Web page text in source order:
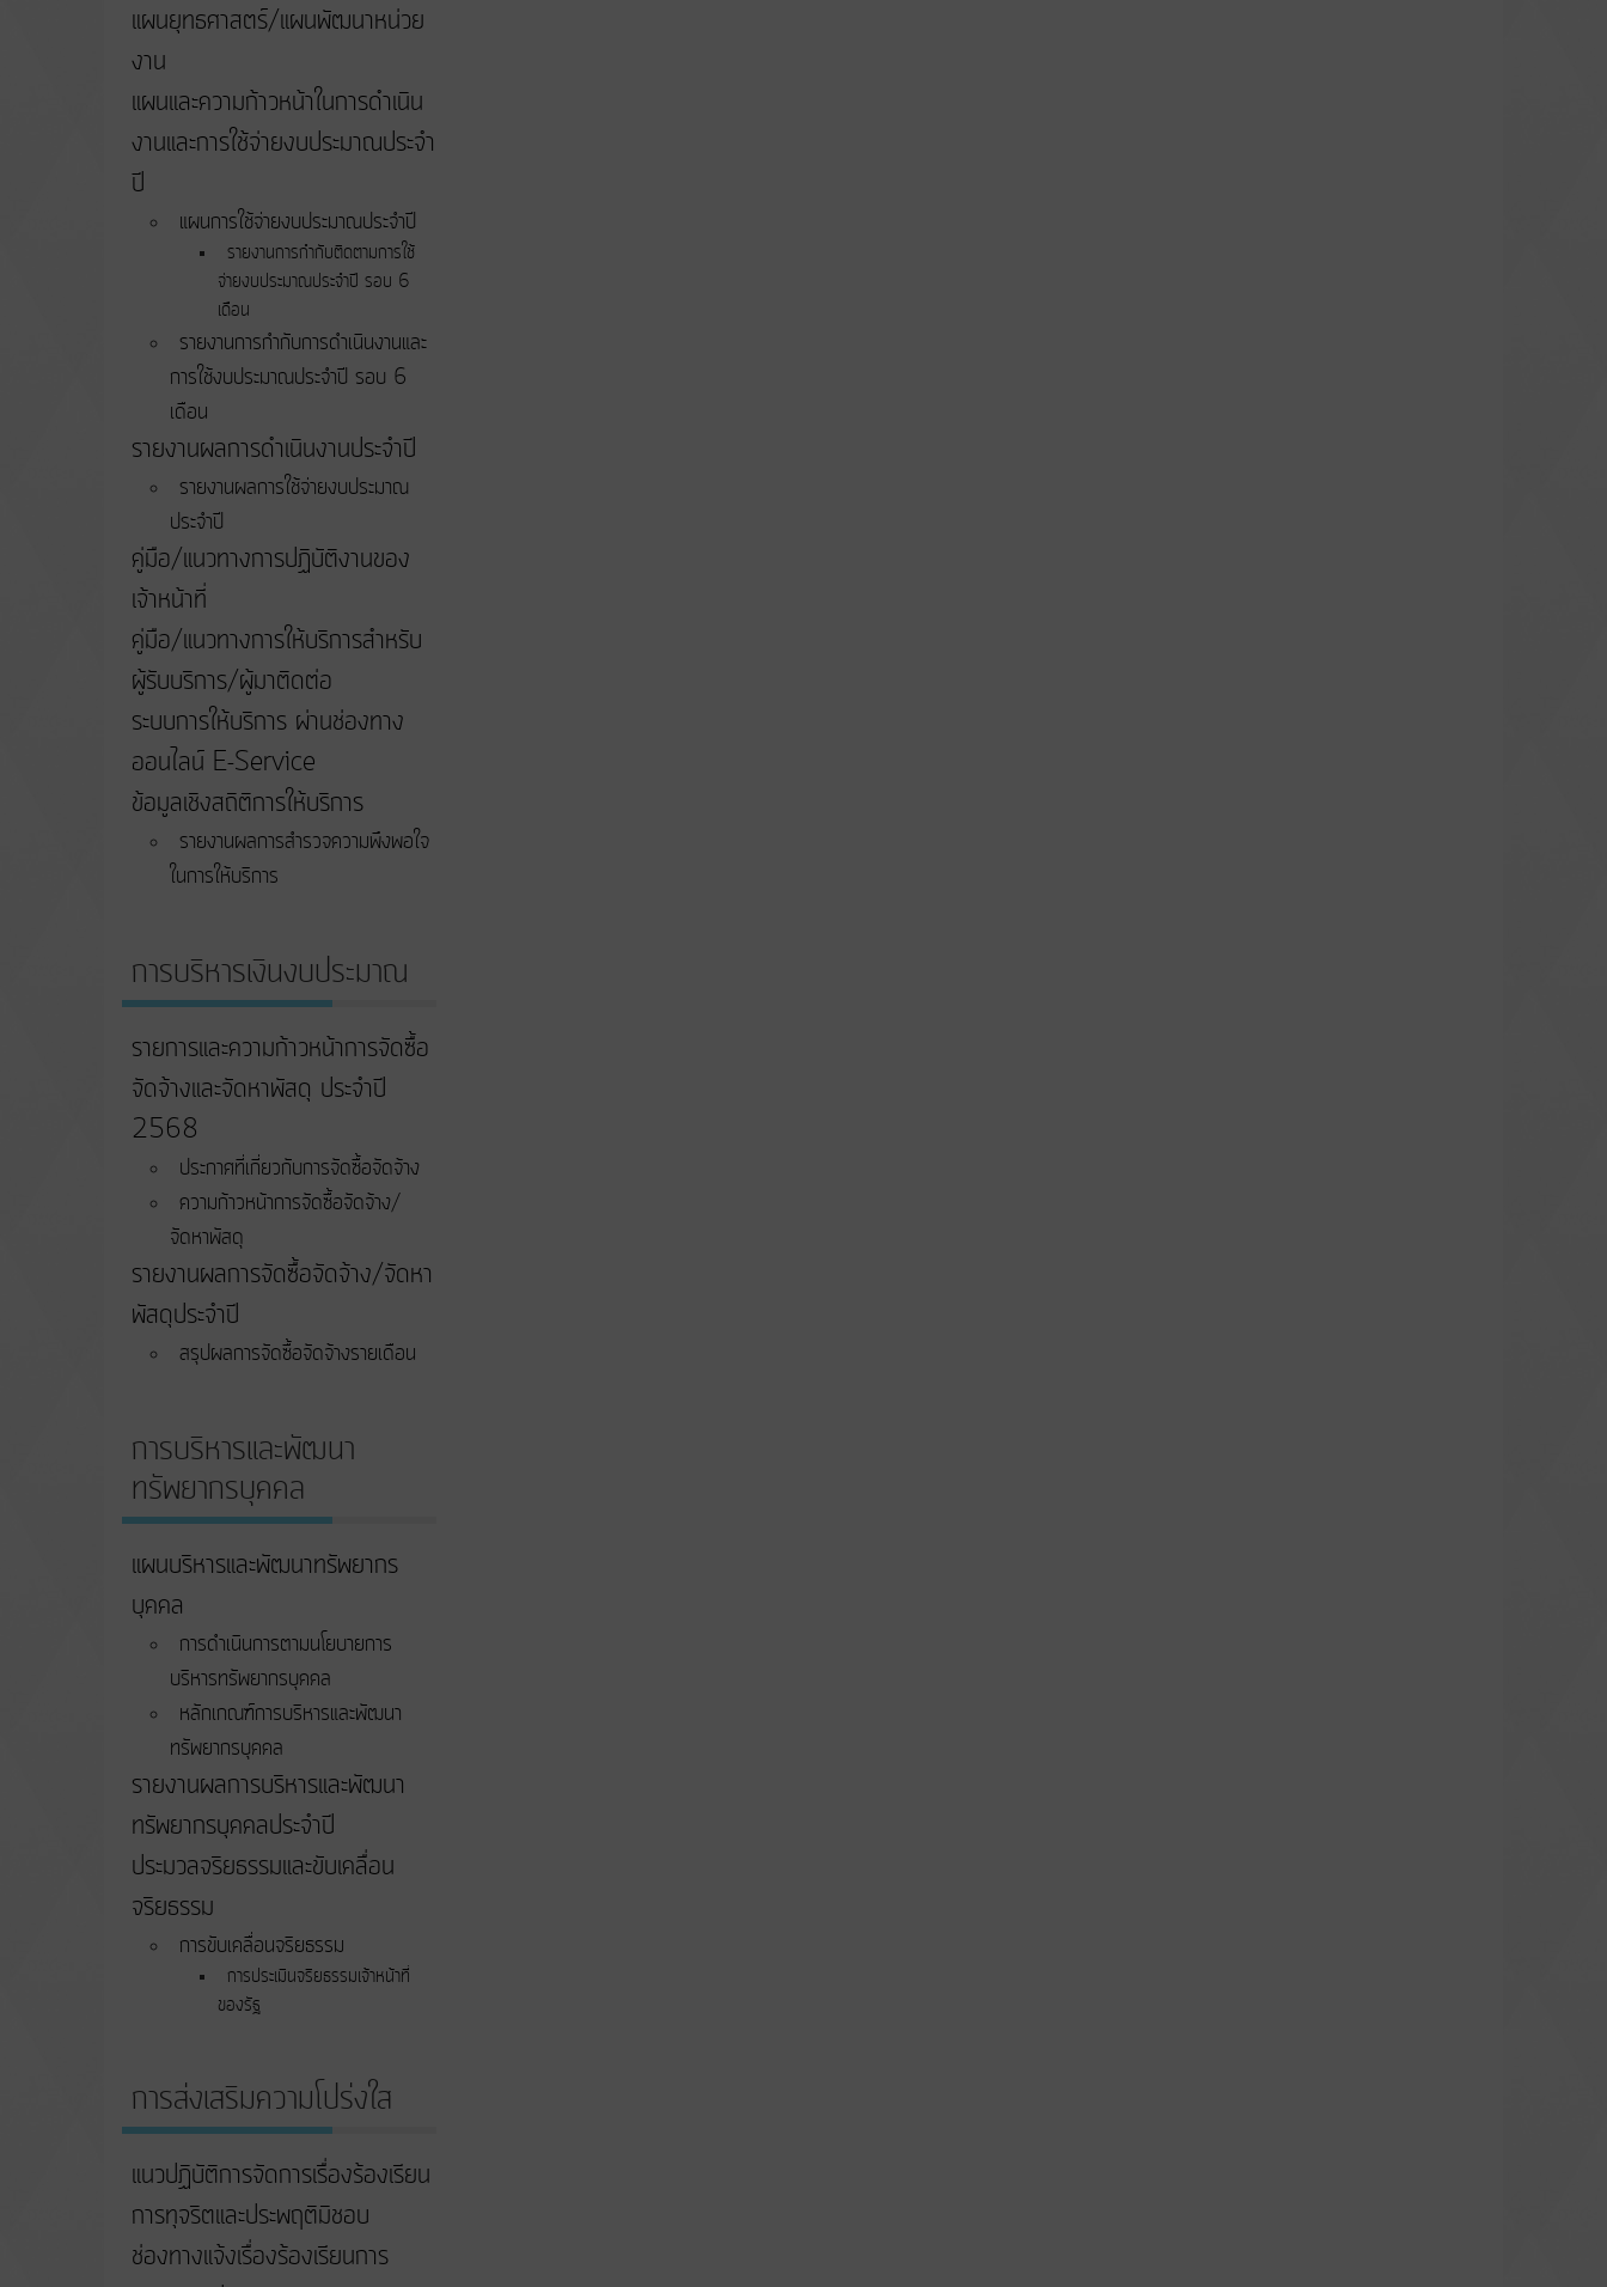
แผนยุทธศาสตร์/แผนพัฒนาหน่วย
งาน
แผนและความก้าวหน้าในการดําเนิน
งานและการใช้จ่ายงบประมาณประจํา
ปี
แผนการใช้จ่ายงบประมาณประจำปี
รายงานการกำกับติดตามการใช้
จ่ายงบประมาณประจำปี รอบ 6
เดือน
รายงานการกำกับการดำเนินงานและ
การใช้งบประมาณประจำปี รอบ 6
เดือน
รายงานผลการดำเนินงานประจำปี
รายงานผลการใช้จ่ายงบประมาณ
ประจำปี
คู่มือ/แนวทางการปฏิบัติงานของ
เจ้าหน้าที่
คู่มือ/แนวทางการให้บริการสำหรับ
ผู้รับบริการ/ผู้มาติดต่อ
ระบบการให้บริการ ผ่านช่องทาง
ออนไลน์ E-Service
ข้อมูลเชิงสถิติการให้บริการ
รายงานผลการสำรวจความพึงพอใจ
ในการให้บริการ
การบริหารเงินงบประมาณ
รายการและความก้าวหน้าการจัดซื้อ
จัดจ้างและจัดหาพัสดุ ประจำปี
2568
ประกาศที่เกี่ยวกับการจัดซื้อจัดจ้าง
ความก้าวหน้าการจัดซื้อจัดจ้าง/
จัดหาพัสดุ
รายงานผลการจัดซื้อจัดจ้าง/จัดหา
พัสดุประจำปี
สรุปผลการจัดซื้อจัดจ้างรายเดือน
การบริหารและพัฒนา
ทรัพยากรบุคคล
แผนบริหารและพัฒนาทรัพยากร
บุคคล
การดำเนินการตามนโยบายการ
บริหารทรัพยากรบุคคล
หลักเกณฑ์การบริหารและพัฒนา
ทรัพยากรบุคคล
รายงานผลการบริหารและพัฒนา
ทรัพยากรบุคคลประจำปี
ประมวลจริยธรรมและขับเคลื่อน
จริยธรรม
การขับเคลื่อนจริยธรรม
การประเมินจริยธรรมเจ้าหน้าที่
ของรัฐ
การส่งเสริมความโปร่งใส
แนวปฏิบัติการจัดการเรื่องร้องเรียน
การทุจริตและประพฤติมิชอบ
ช่องทางแจ้งเรื่องร้องเรียนการ